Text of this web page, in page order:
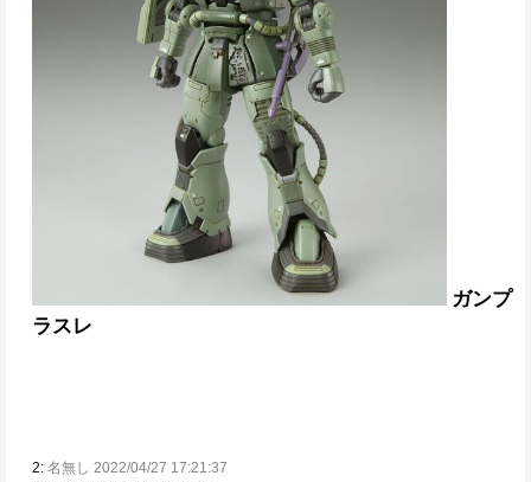
ガンプ
ラスレ
2: 名無し 2022/04/27 17:21:37